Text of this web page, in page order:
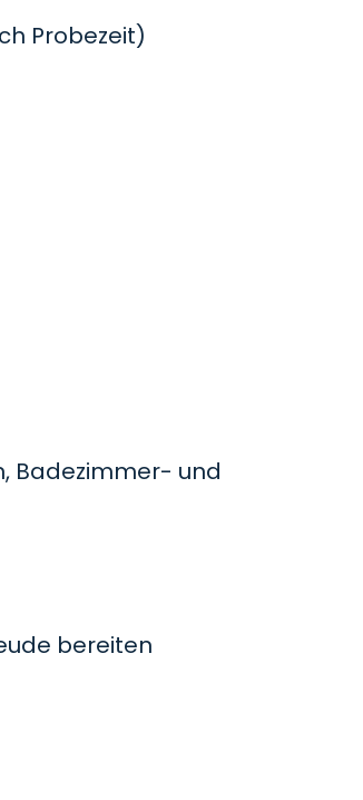
Probezeit)
Badezimmer- und
bereiten